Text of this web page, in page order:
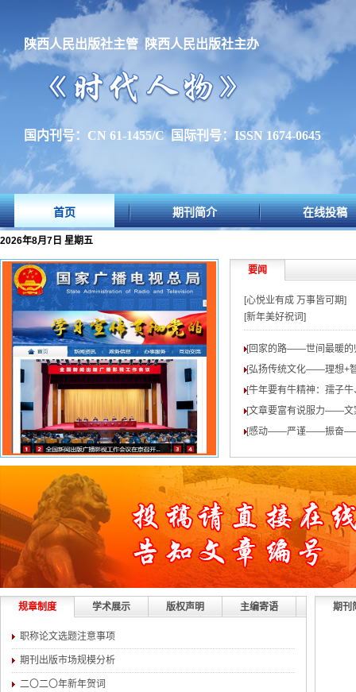
陕西人民出版社主管 陕西人民出版社主办
国内刊号：CN 61-1455/C 国际刊号：ISSN 1674-0645
首页 期刊简介 在线投稿
2026年8月7日 星期五
要闻
[心悦业有成 万事皆可期]
[新年美好祝词]
[回家的路——世间最暖的
[弘扬传统文化——理想+
[牛年要有牛精神：孺子
[文章要富有说服力——文
[感动——严谨——振奋
规章制度 学术展示 版权声明 主编寄语
职称论文选题注意事项
期刊出版市场规模分析
二〇二〇年新年贺词
期刊